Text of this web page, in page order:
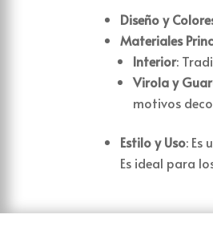
Diseño y
Materiales
Interior:
Virola y
motivos
Estilo y Uso: Es
Es ideal para